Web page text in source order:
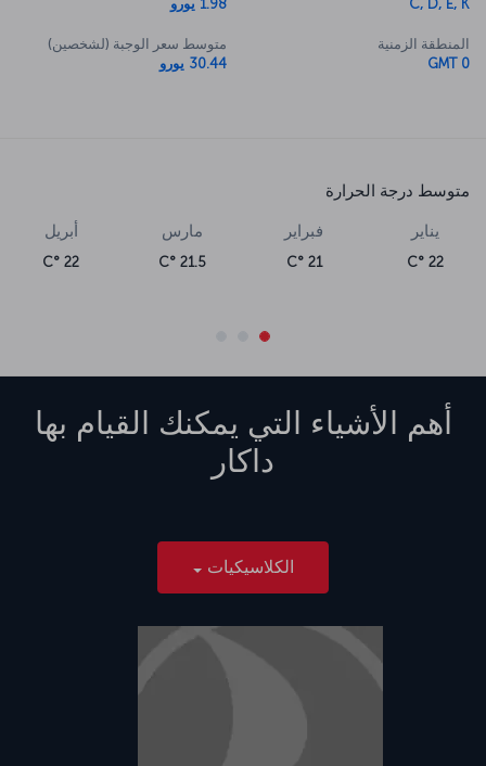
C, D, E, K
المنطقة الزمنية
GMT 0
1.98 يورو
متوسط سعر الوجبة (لشخصين)
30.44 يورو
متوسط درجة الحرارة
يناير
22 °C
فبراير
21 °C
مارس
21.5 °C
أبريل
22 °C
أهم الأشياء التي يمكنك القيام بها
داكار
الكلاسيكيات